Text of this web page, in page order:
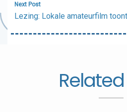
Next Post
Lezing: Lokale amateurfilm